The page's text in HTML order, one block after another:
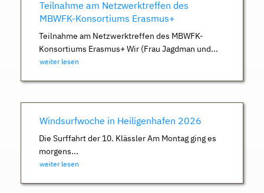
Teilnahme am Netzwerktreffen des
MBWFK-Konsortiums Erasmus+
Teilnahme am Netzwerktreffen des MBWFK-
Konsortiums Erasmus+ Wir (Frau Jagdman und...
weiter lesen
Windsurfwoche in Heiligenhafen 2026
Die Surffahrt der 10. Klässler Am Montag ging es
morgens...
weiter lesen